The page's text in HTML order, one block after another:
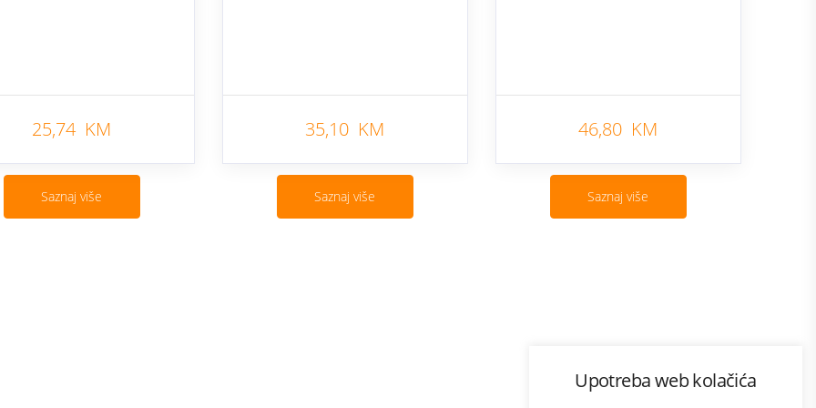
Upotreba web kolačića
25,74 KM
Saznaj više
35,10 KM
Saznaj više
46,80 KM
Saznaj više
Bonus plus